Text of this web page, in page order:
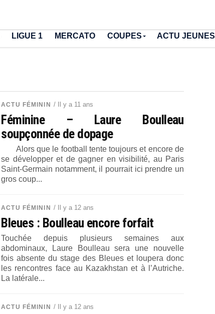
LIGUE 1 MERCATO COUPES ACTU JEUNES
ACTU FÉMININ / Il y a 11 ans
Féminine – Laure Boulleau
soupçonnée de dopage
Alors que le football tente toujours et encore de
se développer et de gagner en visibilité, au Paris
Saint-Germain notamment, il pourrait ici prendre un
gros coup...
ACTU FÉMININ / Il y a 12 ans
Bleues : Boulleau encore forfait
Touchée depuis plusieurs semaines aux
abdominaux, Laure Boulleau sera une nouvelle
fois absente du stage des Bleues et loupera donc
les rencontres face au Kazakhstan et à l’Autriche.
La latérale...
ACTU FÉMININ / Il y a 12 ans